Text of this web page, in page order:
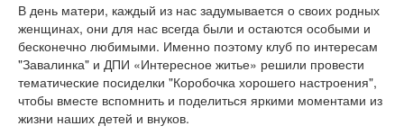
В день матери, каждый из нас задумывается о своих родных
женщинах, они для нас всегда были и остаются особыми и
бесконечно любимыми. Именно поэтому клуб по интересам
"Завалинка" и ДПИ «Интересное житье» решили провести
тематические посиделки "Коробочка хорошего настроения",
чтобы вместе вспомнить и поделиться яркими моментами из
жизни наших детей и внуков.